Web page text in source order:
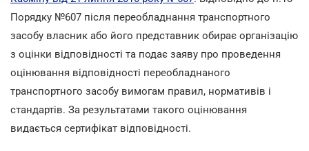
Порядку №607 після переобладнання транспортного
засобу власник або його представник обирає організацію
з оцінки відповідності та подає заяву про проведення
оцінювання відповідності переобладнаного
транспортного засобу вимогам правил, нормативів і
стандартів. За результатами такого оцінювання
видається сертифікат відповідності.